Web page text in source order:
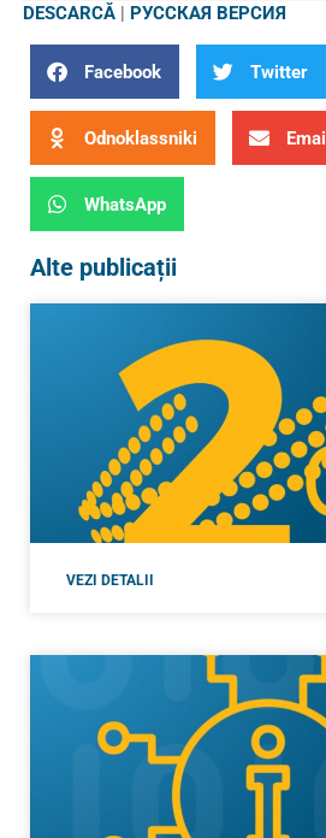
DESCARCĂ | РУССКАЯ ВЕРСИЯ
Facebook Twitter
Odnoklassniki Email
WhatsApp
Alte publicații
VEZI DETALII